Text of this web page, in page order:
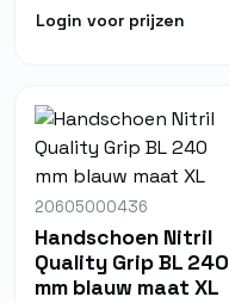
Login voor prijzen
20605000436
Handschoen Nitril
Quality Grip BL 240
mm blauw maat XL